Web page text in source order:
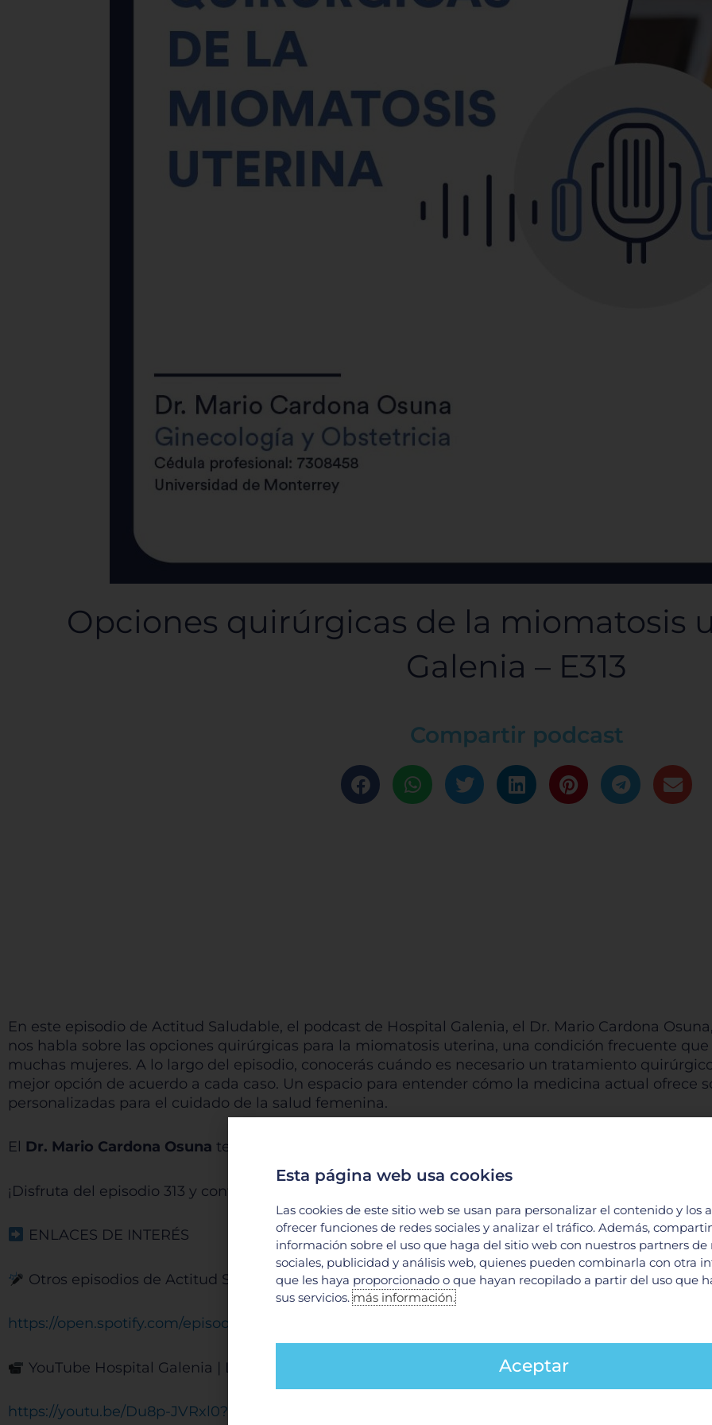
Opciones quirúrgicas de la miomatosis
Galenia – E313
Compartir podcast
En este episodio de Actitud Saludable, el podcast de Hospital Galenia, el Dr. Mario Cardona
nos habla sobre las opciones quirúrgicas para la miomatosis uterina, una condición frecuente
muchas mujeres. A lo largo del episodio, conocerás cuándo es necesario un tratamiento
mejor opción de acuerdo a cada caso. Un espacio para entender cómo la medicina actual ofrece
personalizadas para el cuidado de la salud femenina.
El Dr. Mario Cardona Osuna te invita a escuchar el #podcast para conocer más del tema. ¡No te
¡Disfruta del episodio 313 y continúa escuchando cada uno de nuestros #PodcastsMédicos
ENLACES DE INTERÉS
Otros episodios de Actitud Saludable |La importancia del ChekUp Ginecológico
https://open.spotify.com/episode/4PLDm5iB9iYbvKgNGx1Pce?si=57eda7ae1c124847
YouTube Hospital Galenia | Lo que el estrés deja en el cuerpo
https://youtu.be/Du8p-JVRxl0?si=Pfj7sHjPd8RjCA-c
Esta página web usa cookies
Las cookies de este sitio web se usan para personalizar el contenido y los
ofrecer funciones de redes sociales y analizar el tráfico. Además,
información sobre el uso que haga del sitio web con nuestros partners de
sociales, publicidad y análisis web, quienes pueden combinarla con otra
que les haya proporcionado o que hayan recopilado a partir del uso que
sus servicios.más información.
Aceptar